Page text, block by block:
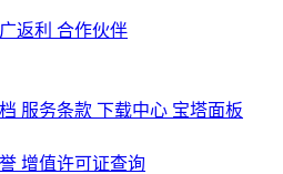
返利 合作伙伴
服务条款 下载中心 宝塔面板
增值许可证查询